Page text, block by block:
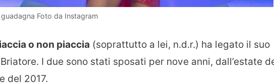
Foto da Instagram
o non piaccia (soprattutto a lei, n.d.r.) ha legato il suo
I due sono stati sposati per nove anni, dall’estate
del 2017.